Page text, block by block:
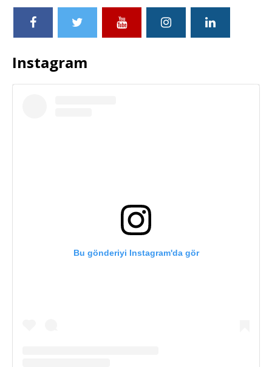
Instagram
Bu gönderiyi Instagram'da gör